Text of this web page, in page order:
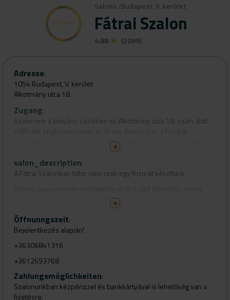
Salons /Budapest, V. kerület
Fátrai Szalon
4.88 (2099)
Adresse:
1054 Budapest, V. kerület
Alkotmány utca 18.
Zugang:
Szalonunk a belváris szívében az Alkotmány utca 18. szám alatt
pályaudvar vagy Kossuth tér metro megállótól közelíthető meg.
salon_description:
A Fátrai Szalonban több nem csak egy frizurát készítünk.
nemcsak jól néz ki a szalonban, hanem a mindennapokban is
könnyen viselhető, szerethető és önazonos.
A személyre szabott hajvágások, a tudatos hajszínezés és az
egészséges haj iránti elkötelezettség határozza meg a
munkánkat. Folyamatosan képezzük magunkat, hogy a
vendégeinknek, miközben megőrizzük azt, amit a
legfontosabbnak tartunk: az odafigyelést, a szakmai igényességet
és a bizalmat.
Öffnunngszeit:
Bejelentkezés alapján!
+36306841316
+3612693768
Zahlungsmöglichkeiten:
Szalonunkban kézpénzzel és bankkártyával is lehetőség van a
fizetésre.